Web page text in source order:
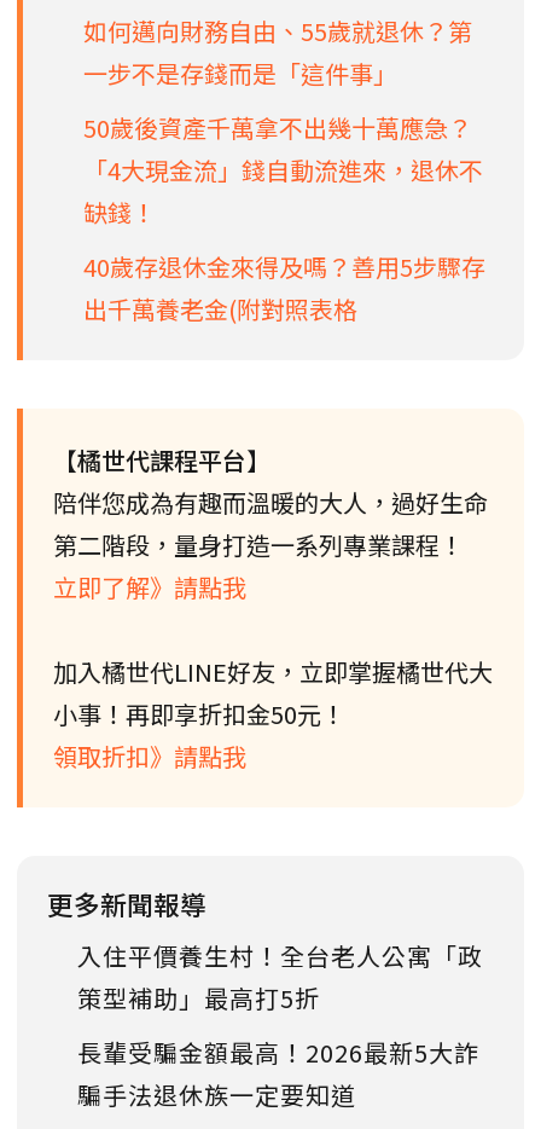
如何邁向財務自由、55歲就退休？第
一步不是存錢而是「這件事」
50歲後資產千萬拿不出幾十萬應急？
「4大現金流」錢自動流進來，退休不
缺錢！
40歲存退休金來得及嗎？善用5步驟存
出千萬養老金(附對照表格
【橘世代課程平台】
陪伴您成為有趣而溫暖的大人，過好生命
第二階段，量身打造一系列專業課程！
立即了解》請點我
加入橘世代LINE好友，立即掌握橘世代大
小事！再即享折扣金50元！
領取折扣》請點我
更多新聞報導
入住平價養生村！全台老人公寓「政
策型補助」最高打5折
長輩受騙金額最高！2026最新5大詐
騙手法退休族一定要知道